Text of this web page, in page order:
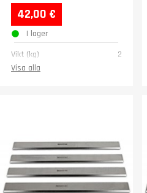
42,00 €
I lager
Vikt (kg)
2
Visa alla